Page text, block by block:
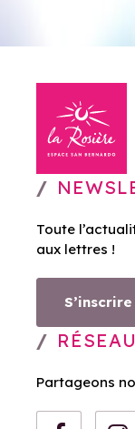
Toute
aux lettres !
Partageons